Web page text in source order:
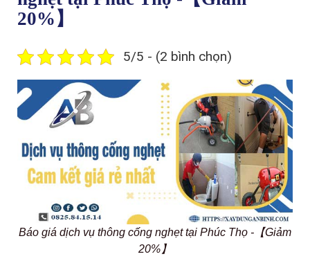
20%】
5/5 - (2 bình chọn)
Báo giá dịch vụ thông cống nghẹt tại Phúc Thọ -【Giảm
20%】